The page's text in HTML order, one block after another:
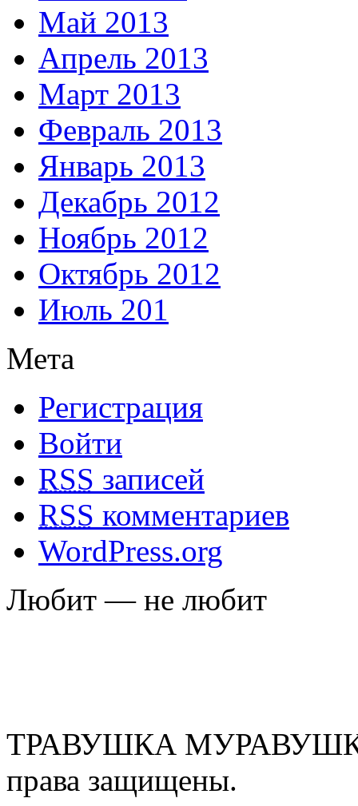
Май 2013
Апрель 2013
Март 2013
Февраль 2013
Январь 2013
Декабрь 2012
Ноябрь 2012
Октябрь 2012
Июль 201
Мета
Регистрация
Войти
RSS записей
RSS комментариев
WordPress.org
Любит — не любит
ТРАВУШКА
права защищены.